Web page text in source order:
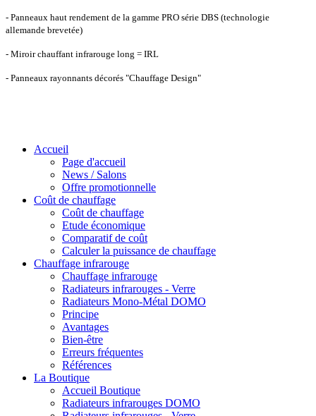
- Panneaux haut rendement de la gamme PRO série DBS (technologie
allemande brevetée)
- Miroir chauffant infrarouge long = IRL
- Panneaux rayonnants décorés "Chauffage Design"
Accueil
Page d'accueil
News / Salons
Offre promotionnelle
Coût de chauffage
Coût de chauffage
Etude économique
Comparatif de coût
Calculer la puissance de chauffage
Chauffage infrarouge
Chauffage infrarouge
Radiateurs infrarouges - Verre
Radiateurs Mono-Métal DOMO
Principe
Avantages
Bien-être
Erreurs fréquentes
Références
La Boutique
Accueil Boutique
Radiateurs infrarouges DOMO